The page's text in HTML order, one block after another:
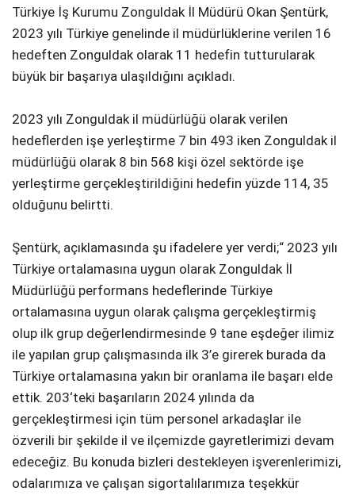
Türkiye İş Kurumu Zonguldak İl Müdürü Okan Şentürk,
2023 yılı Türkiye genelinde il müdürlüklerine verilen 16
hedeften Zonguldak olarak 11 hedefin tutturularak
büyük bir başarıya ulaşıldığını açıkladı.
2023 yılı Zonguldak il müdürlüğü olarak verilen
hedeflerden işe yerleştirme 7 bin 493 iken Zonguldak il
müdürlüğü olarak 8 bin 568 kişi özel sektörde işe
yerleştirme gerçekleştirildiğini hedefin yüzde 114, 35
olduğunu belirtti.
Şentürk, açıklamasında şu ifadelere yer verdi;“ 2023 yılı
Türkiye ortalamasına uygun olarak Zonguldak İl
Müdürlüğü performans hedeflerinde Türkiye
ortalamasına uygun olarak çalışma gerçekleştirmiş
olup ilk grup değerlendirmesinde 9 tane eşdeğer ilimiz
ile yapılan grup çalışmasında ilk 3’e girerek burada da
Türkiye ortalamasına yakın bir oranlama ile başarı elde
ettik. 203‘teki başarıların 2024 yılında da
gerçekleştirmesi için tüm personel arkadaşlar ile
özverili bir şekilde il ve ilçemizde gayretlerimizi devam
edeceğiz. Bu konuda bizleri destekleyen işverenlerimizi,
odalarımıza ve çalışan sigortalılarımıza teşekkür